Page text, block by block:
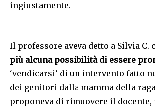
ingiustamente.
Il professore aveva detto a Silvia C.
più alcuna possibilità di essere
‘vendicarsi’ di un intervento fatto
dei genitori dalla mamma della
proponeva di rimuovere il docente,